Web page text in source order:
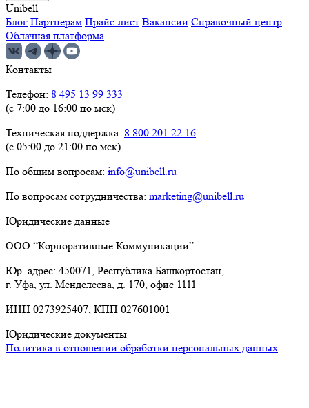
Unibell
Блог Партнерам Прайс-лист Вакансии Справочный центр
Облачная платформа
Контакты
Телефон: 8 495 13 99 333
(с 7:00 до 16:00 по мск)
Техническая поддержка: 8 800 201 22 16
(с 05:00 до 21:00 по мск)
По общим вопросам: info@unibell.ru
По вопросам сотрудничества: marketing@unibell.ru
Юридические данные
ООО “Корпоративные Коммуникации”
Юр. адрес: 450071, Республика Башкортостан,
г. Уфа, ул. Менделеева, д. 170, офис 1111
ИНН 0273925407, КПП 027601001
Юридические документы
Политика в отношении обработки персональных данных